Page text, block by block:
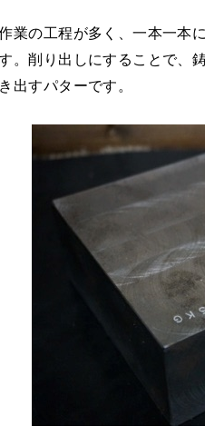
業の工程が多く、一本一本
。削り出しにすることで、
出すパターです。